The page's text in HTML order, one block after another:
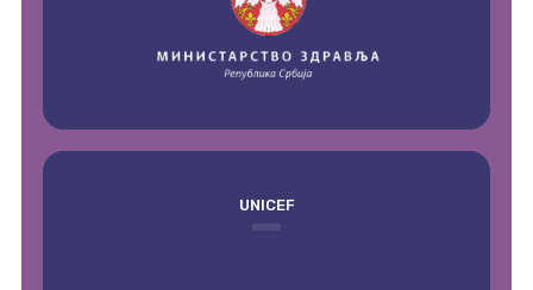
UNICEF